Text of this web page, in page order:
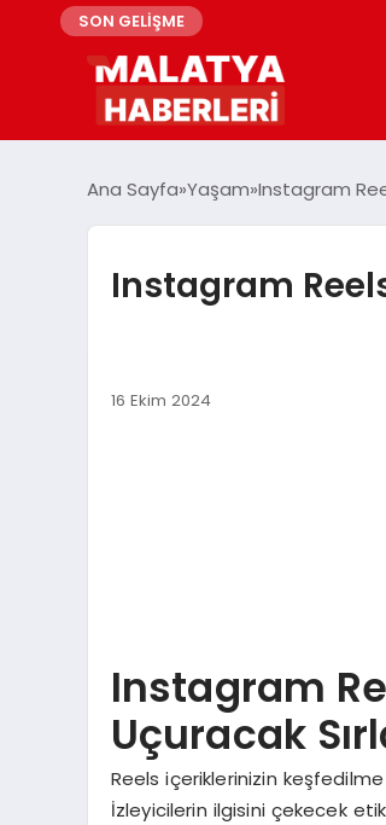
SON GELİŞME
Ana Sayfa Yaşam Instagram
Instagram
16 Ekim 2024
Instagram
Uçuracak
Reels içeriklerinizin
İzleyicilerin ilgisini çekecek